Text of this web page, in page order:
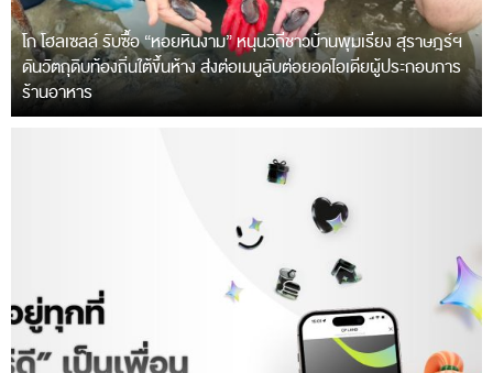
โก โฮลเซลล์ รับซื้อ “หอยหินงาม” หนุนวิถีชาวบ้านพุมเรียง สุราษฎร์ฯ
ดันวัตถุดิบท้องถิ่นใต้ขึ้นห้าง ส่งต่อเมนูลับต่อยอดไอเดียผู้ประกอบการ
ร้านอาหาร